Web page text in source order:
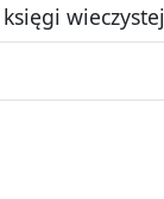
wieczystej